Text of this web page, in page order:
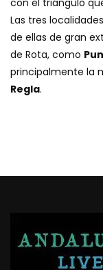
con el triángulo
Las tres
de ellas de gran
de Rota, como
principalmente la
Regla.